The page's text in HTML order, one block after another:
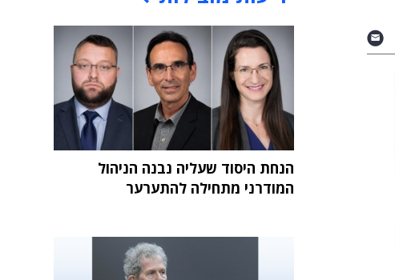
הנחת היסוד שעליה נבנה הניהול
המודרני מתחילה להתערער